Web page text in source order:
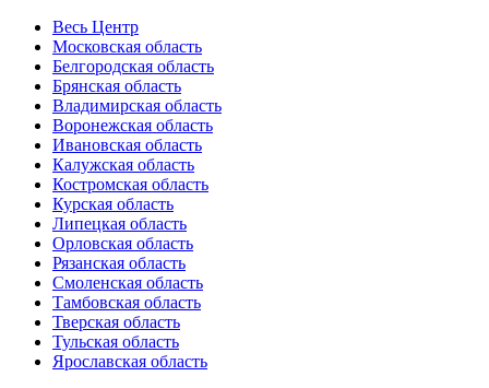
Весь Центр
Московская область
Белгородская область
Брянская область
Владимирская область
Воронежская область
Ивановская область
Калужская область
Костромская область
Курская область
Липецкая область
Орловская область
Рязанская область
Смоленская область
Тамбовская область
Тверская область
Тульская область
Ярославская область